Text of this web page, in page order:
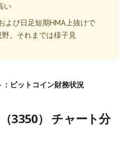
い
よび日足短期HMA上抜けで
。それまでは様子見
ビットコイン財務状況
3350） チャート分